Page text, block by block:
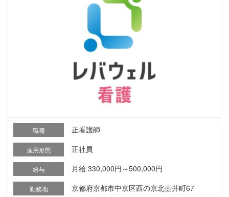
職種 正看護師
雇用形態 正社員
給与 月給 330,000円～500,000円
勤務地 京都府京都市中京区西の京北壺井町67